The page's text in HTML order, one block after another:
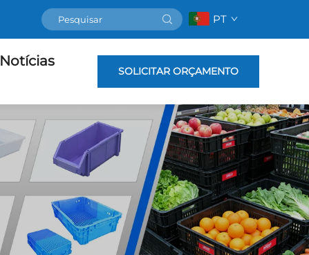
PT
Notícias
SOLICITAR ORÇAMENTO